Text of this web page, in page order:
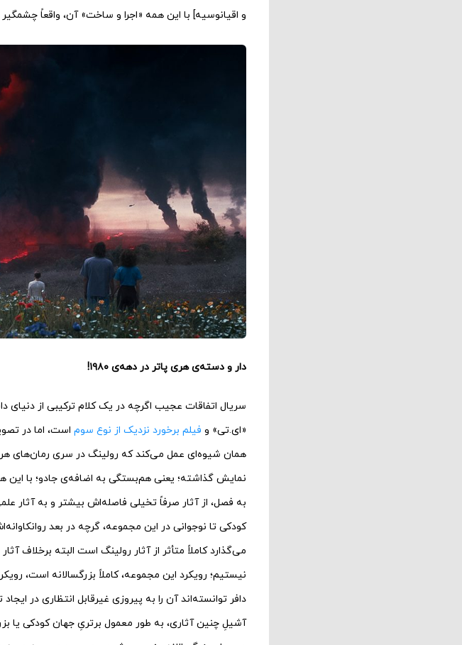
و اقیانوسیه] با این همه «اجرا و ساخت» آن، واقعاً
دار و دسته‌ی هری پاتر در دهه‌ی ۱۹۸۰!
سریال اتفاقات عجیب اگرچه در یک کلام ترکیبی از
«ای.تی» و فیلم برخورد نزدیک از نوع سوم است، اما در
همان شیوه‌ای عمل می‌کند که رولینگ در سری رمان‌های
نمایش گذاشته؛ یعنی هم‌بستگی به اضافه‌ی جادو؛ با این
به فصل، از آثار صرفاً تخیلی فاصله‌اش بیشتر و به آثار
کودکی تا نوجوانی در این مجموعه، گرچه در بعد
می‌گذارد کاملاً متأثر از آثار رولینگ است البته برخلاف
نیستیم؛ رویکرد این مجموعه، کاملاً بزرگسالانه است،
دافر توانسته‌اند آن را به پیروزی غیرقابل انتظاری در
آشیلِ چنین آثاری، به طور معمول برتریِ جهان کودکی یا